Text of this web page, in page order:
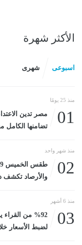
الأكثر شهرة
اسبوعى شهرى
منذ 25 يومًا
01
مصر تدين
تضامنها الكامل
منذ شهر واحد
02
والأرصاد تكشف
منذ 6 أشهر
03
%92 من
لضبط الأسعار